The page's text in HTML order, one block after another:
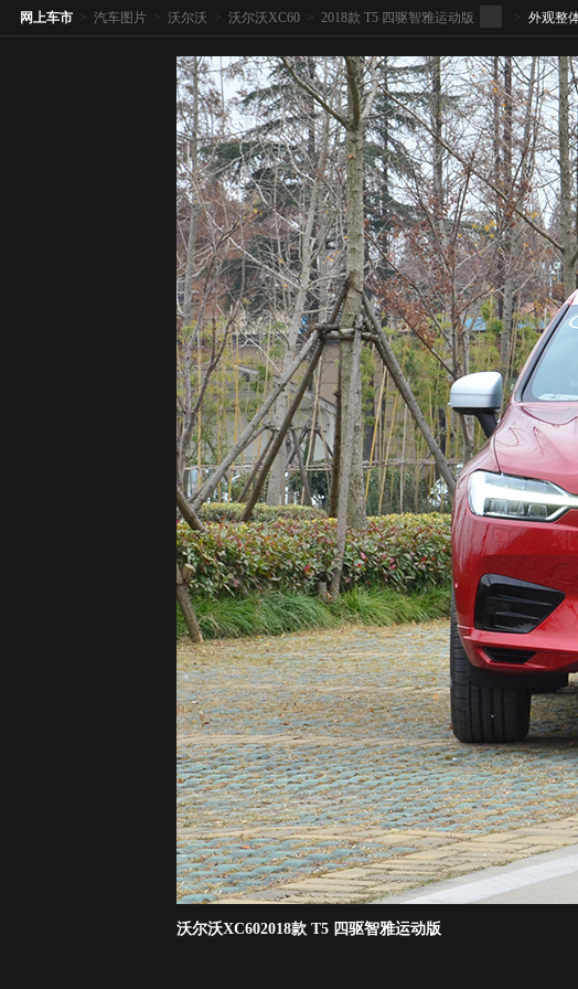
网上车市 > 汽车图片 > 沃尔沃 > 沃尔沃XC60 > 2018款 T5 四驱智雅运动版 > 外观整
沃尔沃XC602018款 T5 四驱智雅运动版